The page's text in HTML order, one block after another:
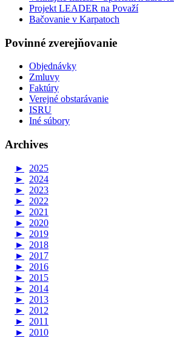
Projekt LEADER na Považí
Bačovanie v Karpatoch
Povinné zverejňovanie
Objednávky
Zmluvy
Faktúry
Verejné obstarávanie
ISRU
Iné súbory
Archives
►
2025
►
2024
►
2023
►
2022
►
2021
►
2020
►
2019
►
2018
►
2017
►
2016
►
2015
►
2014
►
2013
►
2012
►
2011
►
2010